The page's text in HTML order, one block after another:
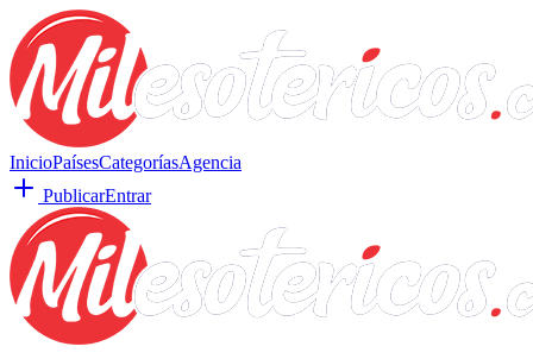
InicioPaísesCategoríasAgencia
PublicarEntrar